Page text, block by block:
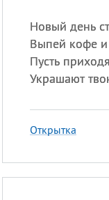
Новый день
Выпей кофе и
Пусть
Украшают
Открытка